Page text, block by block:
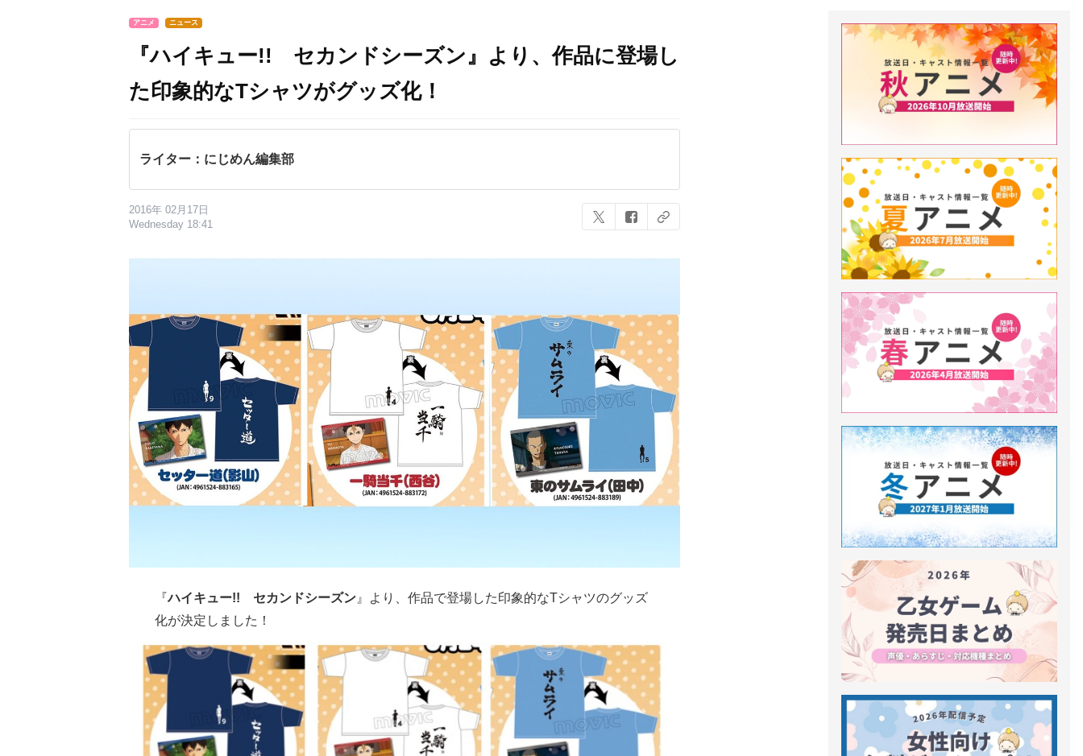
アニメ ニュース
『ハイキュー!! セカンドシーズン』より、作品に登場し
た印象的なTシャツがグッズ化！
ライター：にじめん編集部
2016年 02月17日
Wednesday 18:41
『ハイキュー!! セカンドシーズン 』より、作品で登場した印象的なTシャツのグッズ
化が決定しました！